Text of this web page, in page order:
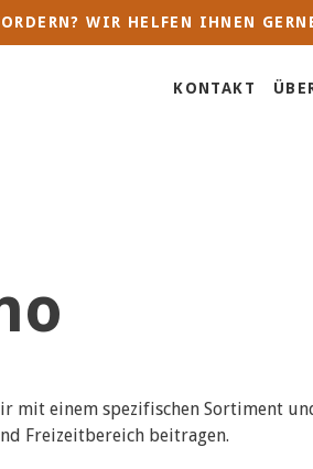
WIR HELFEN IHNEN
KONTAKT
mit einem spezifischen Sortiment
Freizeitbereich beitragen.